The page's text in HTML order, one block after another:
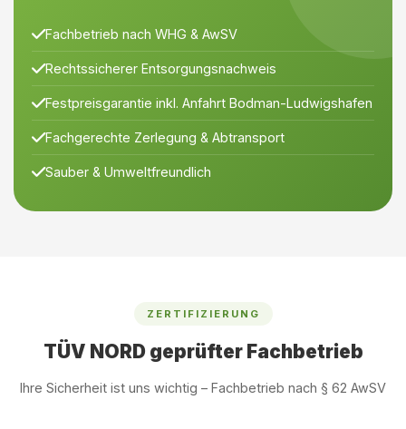
Fachbetrieb nach WHG & AwSV
Rechtssicherer Entsorgungsnachweis
Festpreisgarantie inkl. Anfahrt Bodman-Ludwigshafen
Fachgerechte Zerlegung & Abtransport
Sauber & Umweltfreundlich
ZERTIFIZIERUNG
TÜV NORD geprüfter Fachbetrieb
Ihre Sicherheit ist uns wichtig – Fachbetrieb nach § 62 AwSV